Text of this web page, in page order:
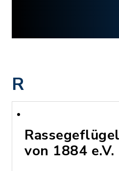
R
von 1884 e.V.